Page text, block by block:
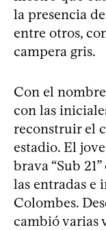
la presencia
entre otros,
campera gris.
Con el
con las
reconstruir el
estadio. El
brava “Sub
las entradas e
Colombes.
cambió varias